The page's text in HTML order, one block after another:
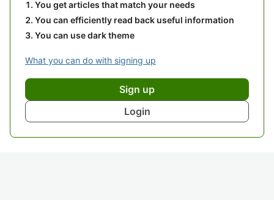
You get articles that match your needs
You can efficiently read back useful information
You can use dark theme
What you can do with signing up
Sign up
Login